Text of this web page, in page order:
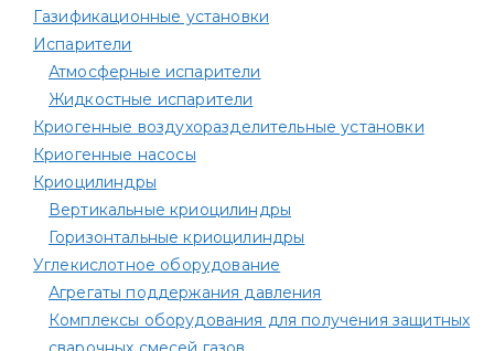
Газификационные установки
Испарители
Атмосферные испарители
Жидкостные испарители
Криогенные воздухоразделительные установки
Криогенные насосы
Криоцилиндры
Вертикальные криоцилиндры
Горизонтальные криоцилиндры
Углекислотное оборудование
Агрегаты поддержания давления
Комплексы оборудования для получения защитных